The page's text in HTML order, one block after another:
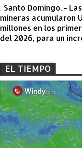
Santo Domingo. -
mineras acumularon
millones en los
del 2026, para un
EL TIEMPO